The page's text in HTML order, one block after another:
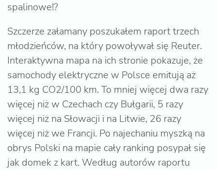
spalinowe!?
Szczerze załamany poszukałem raport trzech
młodzieńców, na który powoływał się Reuter.
Interaktywna mapa na ich stronie pokazuje, że
samochody elektryczne w Polsce emitują aż
13,1 kg CO2/100 km. To mniej więcej dwa razy
więcej niż w Czechach czy Bułgarii, 5 razy
więcej niż na Słowacji i na Litwie, 26 razy
więcej niż we Francji. Po najechaniu myszką na
obrys Polski na mapie cały ranking posypał się
jak domek z kart. Według autorów raportu